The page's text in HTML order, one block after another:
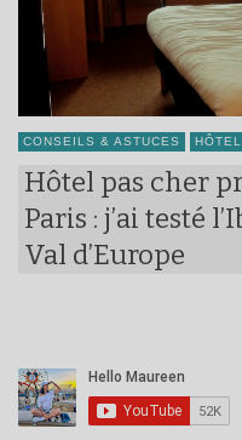
CONSEILS & ASTUCES
Hôtel pas cher
Paris : j’ai testé
Val d’Europe